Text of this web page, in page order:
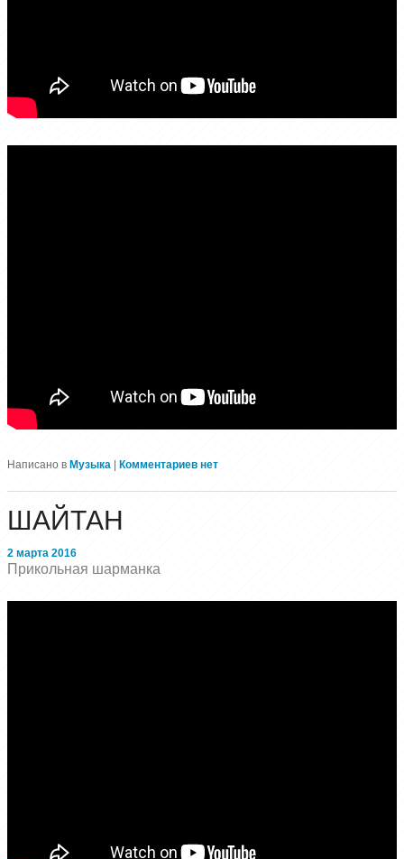
Написано в Музыка Комментариев нет
ШАЙТАН
2 марта 2016
Прикольная шарманка